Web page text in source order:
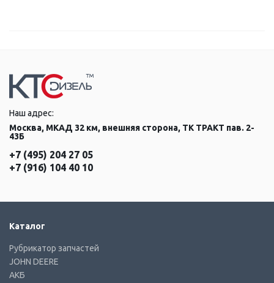
Наш адрес:
Москва, МКАД 32 км, внешняя сторона, ТК ТРАКТ пав. 2-
43Б
+7 (495) 204 27 05
+7 (916) 104 40 10
Каталог
Рубрикатор запчастей
JOHN DEERE
АКБ